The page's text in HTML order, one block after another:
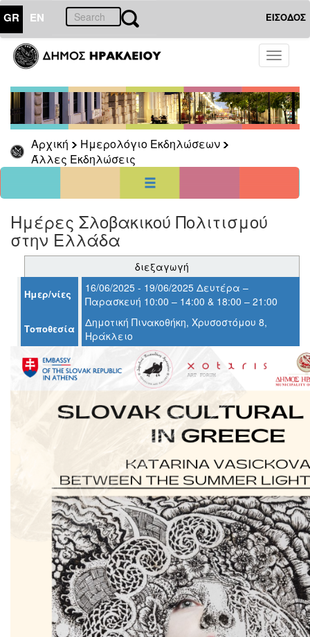
GR EN ΕΙΣΟΔΟΣ
Toggle
Αρχική
Ημερολόγιο Εκδηλώσεων
Άλλες Εκδηλώσεις
19
Ιούνιος
2025
Κυρ Δευ Τρι Τετ Πεμ Παρ Σαβ
1 2 3 4 5 6
7
15
16 17 18 19 20
21
22
23 24 25 26 27
28
ΗΜΕΡΟΛΟΓΙΟ
ΕΚΔΗΛΩΣΕΩΝ
Άλλες
Αρχείο
ΤΟΠΟΣ
Ημέρες Σλοβακικού Πολιτισμού
στην Ελλάδα
διεξαγωγή
Ημερ/νίες
16/06/2025 - 19/06/2025 Δευτέρα –
Παρασκευή 10:00 – 14:00 & 18:00 – 21:00
Τοποθεσία
Δημοτική Πινακοθήκη, Χρυσοστόμου 8,
Ηράκλειο